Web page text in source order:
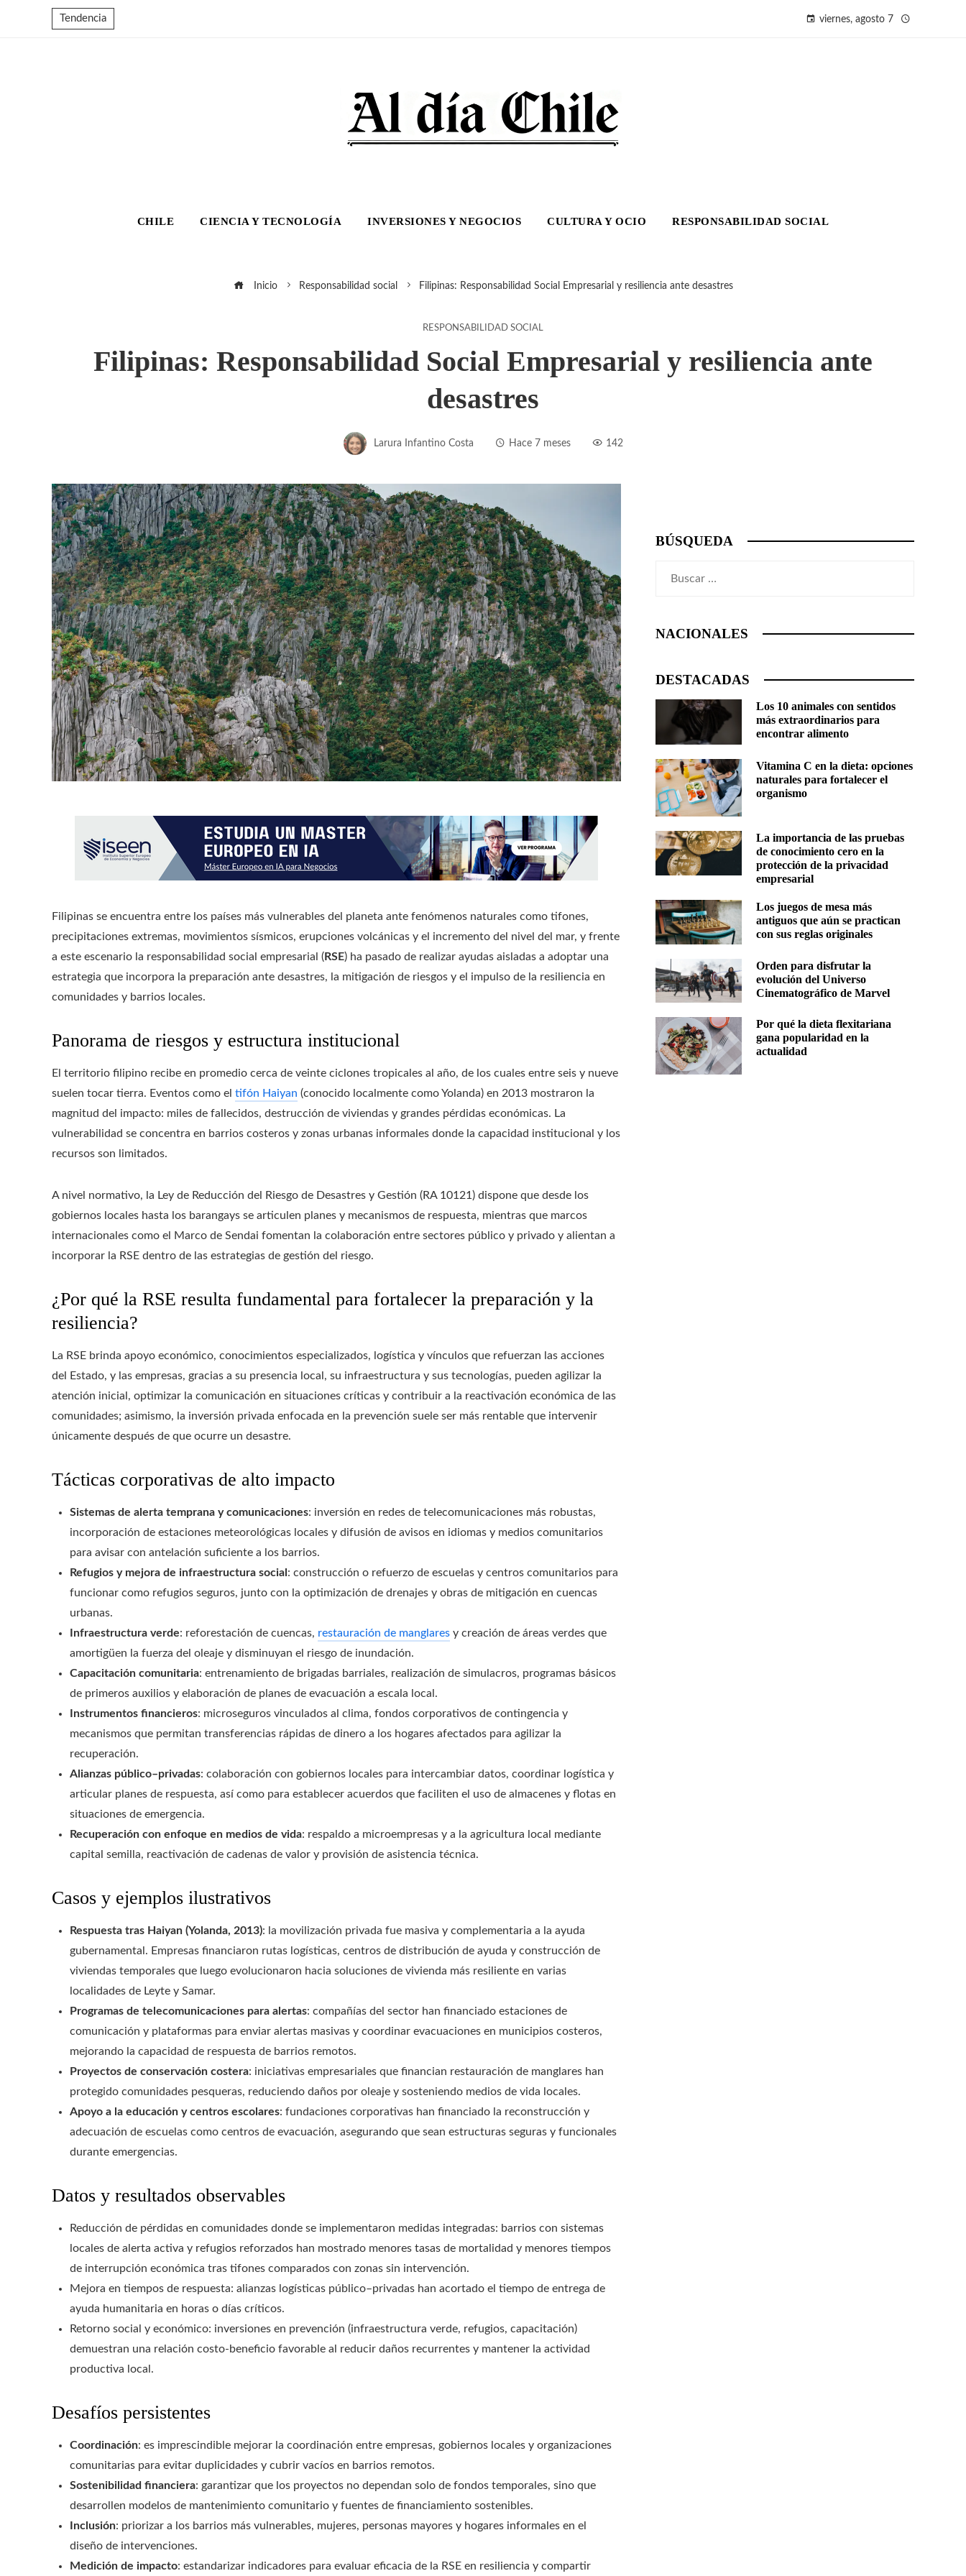
Tendencia viernes, agosto 7
CHILE CIENCIA Y TECNOLOGÍA INVERSIONES Y NEGOCIOS CULTURA Y OCIO RESPONSABILIDAD SOCIAL
Inicio Responsabilidad social Filipinas: Responsabilidad Social Empresarial y resiliencia ante desastres
RESPONSABILIDAD SOCIAL
Filipinas: Responsabilidad Social Empresarial y resiliencia ante
desastres
Larura Infantino Costa Hace 7 meses 142
Filipinas se encuentra entre los países más vulnerables del planeta ante fenómenos naturales como tifones,
precipitaciones extremas, movimientos sísmicos, erupciones volcánicas y el incremento del nivel del mar, y frente
a este escenario la responsabilidad social empresarial (RSE) ha pasado de realizar ayudas aisladas a adoptar una
estrategia que incorpora la preparación ante desastres, la mitigación de riesgos y el impulso de la resiliencia en
comunidades y barrios locales.
Panorama de riesgos y estructura institucional
El territorio filipino recibe en promedio cerca de veinte ciclones tropicales al año, de los cuales entre seis y nueve
suelen tocar tierra. Eventos como el tifón Haiyan (conocido localmente como Yolanda) en 2013 mostraron la
magnitud del impacto: miles de fallecidos, destrucción de viviendas y grandes pérdidas económicas. La
vulnerabilidad se concentra en barrios costeros y zonas urbanas informales donde la capacidad institucional y los
recursos son limitados.
A nivel normativo, la Ley de Reducción del Riesgo de Desastres y Gestión (RA 10121) dispone que desde los
gobiernos locales hasta los barangays se articulen planes y mecanismos de respuesta, mientras que marcos
internacionales como el Marco de Sendai fomentan la colaboración entre sectores público y privado y alientan a
incorporar la RSE dentro de las estrategias de gestión del riesgo.
¿Por qué la RSE resulta fundamental para fortalecer la preparación y la
resiliencia?
La RSE brinda apoyo económico, conocimientos especializados, logística y vínculos que refuerzan las acciones
del Estado, y las empresas, gracias a su presencia local, su infraestructura y sus tecnologías, pueden agilizar la
atención inicial, optimizar la comunicación en situaciones críticas y contribuir a la reactivación económica de las
comunidades; asimismo, la inversión privada enfocada en la prevención suele ser más rentable que intervenir
únicamente después de que ocurre un desastre.
Tácticas corporativas de alto impacto
Sistemas de alerta temprana y comunicaciones: inversión en redes de telecomunicaciones más robustas,
incorporación de estaciones meteorológicas locales y difusión de avisos en idiomas y medios comunitarios
para avisar con antelación suficiente a los barrios.
Refugios y mejora de infraestructura social : construcción o refuerzo de escuelas y centros comunitarios para
funcionar como refugios seguros, junto con la optimización de drenajes y obras de mitigación en cuencas
urbanas.
Infraestructura verde: reforestación de cuencas, restauración de manglares y creación de áreas verdes que
amortigüen la fuerza del oleaje y disminuyan el riesgo de inundación.
Capacitación comunitaria: entrenamiento de brigadas barriales, realización de simulacros, programas básicos
de primeros auxilios y elaboración de planes de evacuación a escala local.
Instrumentos financieros: microseguros vinculados al clima, fondos corporativos de contingencia y
mecanismos que permitan transferencias rápidas de dinero a los hogares afectados para agilizar la
recuperación.
Alianzas público–privadas: colaboración con gobiernos locales para intercambiar datos, coordinar logística y
articular planes de respuesta, así como para establecer acuerdos que faciliten el uso de almacenes y flotas en
situaciones de emergencia.
Recuperación con enfoque en medios de vida: respaldo a microempresas y a la agricultura local mediante
capital semilla, reactivación de cadenas de valor y provisión de asistencia técnica.
Casos y ejemplos ilustrativos
Respuesta tras Haiyan (Yolanda, 2013): la movilización privada fue masiva y complementaria a la ayuda
gubernamental. Empresas financiaron rutas logísticas, centros de distribución de ayuda y construcción de
viviendas temporales que luego evolucionaron hacia soluciones de vivienda más resiliente en varias
localidades de Leyte y Samar.
Programas de telecomunicaciones para alertas: compañías del sector han financiado estaciones de
comunicación y plataformas para enviar alertas masivas y coordinar evacuaciones en municipios costeros,
mejorando la capacidad de respuesta de barrios remotos.
Proyectos de conservación costera: iniciativas empresariales que financian restauración de manglares han
protegido comunidades pesqueras, reduciendo daños por oleaje y sosteniendo medios de vida locales.
Apoyo a la educación y centros escolares: fundaciones corporativas han financiado la reconstrucción y
adecuación de escuelas como centros de evacuación, asegurando que sean estructuras seguras y funcionales
durante emergencias.
Datos y resultados observables
Reducción de pérdidas en comunidades donde se implementaron medidas integradas: barrios con sistemas
locales de alerta activa y refugios reforzados han mostrado menores tasas de mortalidad y menores tiempos
de interrupción económica tras tifones comparados con zonas sin intervención.
Mejora en tiempos de respuesta: alianzas logísticas público–privadas han acortado el tiempo de entrega de
ayuda humanitaria en horas o días críticos.
Retorno social y económico: inversiones en prevención (infraestructura verde, refugios, capacitación)
demuestran una relación costo-beneficio favorable al reducir daños recurrentes y mantener la actividad
productiva local.
Desafíos persistentes
Coordinación: es imprescindible mejorar la coordinación entre empresas, gobiernos locales y organizaciones
comunitarias para evitar duplicidades y cubrir vacíos en barrios remotos.
Sostenibilidad financiera: garantizar que los proyectos no dependan solo de fondos temporales, sino que
desarrollen modelos de mantenimiento comunitario y fuentes de financiamiento sostenibles.
Inclusión: priorizar a los barrios más vulnerables, mujeres, personas mayores y hogares informales en el
diseño de intervenciones.
Medición de impacto: estandarizar indicadores para evaluar eficacia de la RSE en resiliencia y compartir
BÚSQUEDA
NACIONALES
DESTACADAS
Los 10 animales con sentidos
más extraordinarios para
encontrar alimento
Vitamina C en la dieta: opciones
naturales para fortalecer el
organismo
La importancia de las pruebas
de conocimiento cero en la
protección de la privacidad
empresarial
Los juegos de mesa más
antiguos que aún se practican
con sus reglas originales
Orden para disfrutar la
evolución del Universo
Cinematográfico de Marvel
Por qué la dieta flexitariana
gana popularidad en la
actualidad